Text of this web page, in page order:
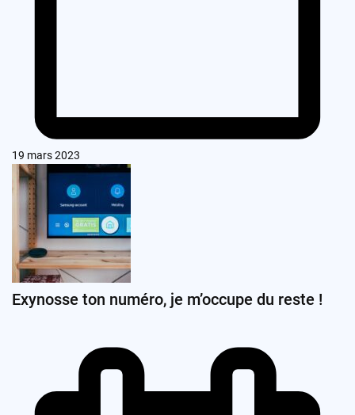
19 mars 2023
Exynosse ton numéro, je m’occupe du reste !